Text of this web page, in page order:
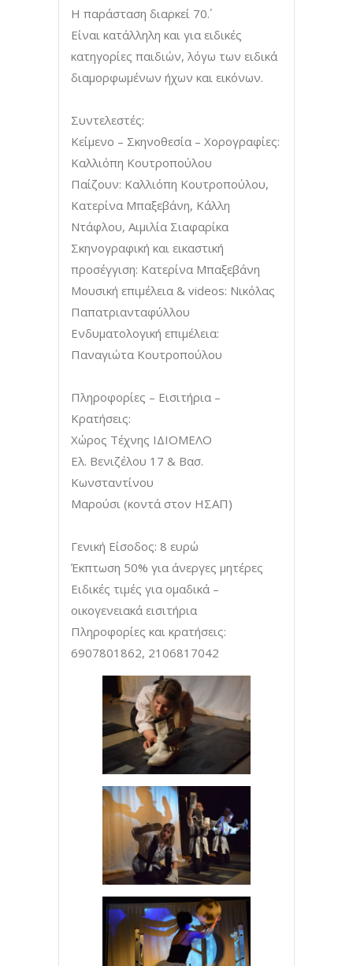
Η παράσταση διαρκεί 70΄.
Είναι κατάλληλη και για ειδικές
κατηγορίες παιδιών, λόγω των ειδικά
διαμορφωμένων ήχων και εικόνων.
Συντελεστές:
Κείμενο – Σκηνοθεσία – Χορογραφίες:
Καλλιόπη Κουτροπούλου
Παίζουν: Καλλιόπη Κουτροπούλου,
Κατερίνα Μπαξεβάνη, Κάλλη
Ντάφλου, Αιμιλία Σιαφαρίκα
Σκηνογραφική και εικαστική
προσέγγιση: Κατερίνα Μπαξεβάνη
Μουσική επιμέλεια & videos: Νικόλας
Παπατριανταφύλλου
Ενδυματολογική επιμέλεια:
Παναγιώτα Κουτροπούλου
Πληροφορίες – Εισιτήρια –
Κρατήσεις:
Χώρος Τέχνης ΙΔΙΟΜΕΛΟ
Ελ. Βενιζέλου 17 & Βασ.
Κωνσταντίνου
Μαρούσι (κοντά στον ΗΣΑΠ)
Γενική Είσοδος: 8 ευρώ
Έκπτωση 50% για άνεργες μητέρες
Ειδικές τιμές για ομαδικά –
οικογενειακά εισιτήρια
Πληροφορίες και κρατήσεις:
6907801862, 2106817042